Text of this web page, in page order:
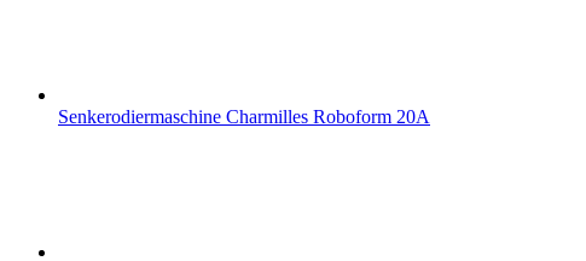
Senkerodiermaschine Charmilles Roboform 20A